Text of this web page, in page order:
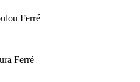
Ferré
Ferré